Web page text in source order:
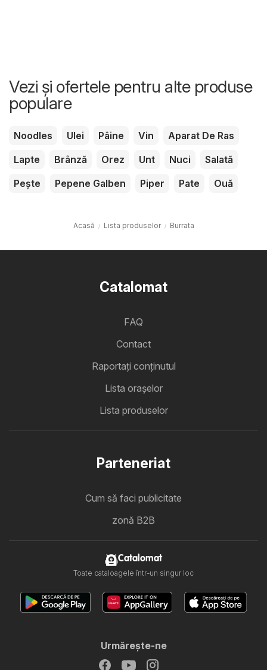
Vezi și ofertele pentru alte produse
populare
Noodles Ulei Pâine Vin
Aparat De Ras
Lapte
Brânză Orez Unt Nuci
Salată
Pește
Pepene Galben Piper Pate Ouă
Acasă Lista produselor Burrata
Catalomat
FAQ
Contact
Raportați conținutul
Lista oraşelor
Lista produselor
Parteneriat
Cum să faci publicitate
zonă B2B
Catalomat
Toate cataloagele într-un singur loc
Urmăreşte-ne